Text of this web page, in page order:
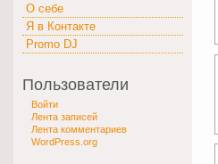
О себе
Я в Контакте
Promo DJ
Пользователи
Войти
Лента записей
Лента комментариев
WordPress.org